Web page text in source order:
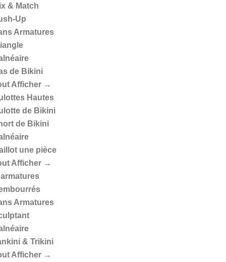
& Match
Up
Armatures
de Bikini
Afficher →
Hautes
de Bikini
de Bikini
une pièce
Afficher →
Armatures
& Trikini
Afficher →